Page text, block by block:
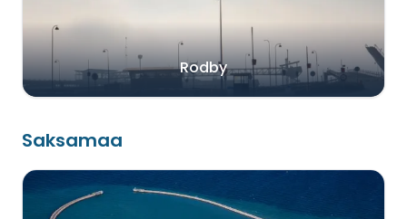
Rodby
Saksamaa